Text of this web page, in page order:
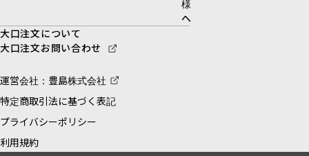
様
へ
大口注文について
大口注文お問い合わせ
運営会社：豊島株式会社
特定商取引法に基づく表記
プライバシーポリシー
利用規約